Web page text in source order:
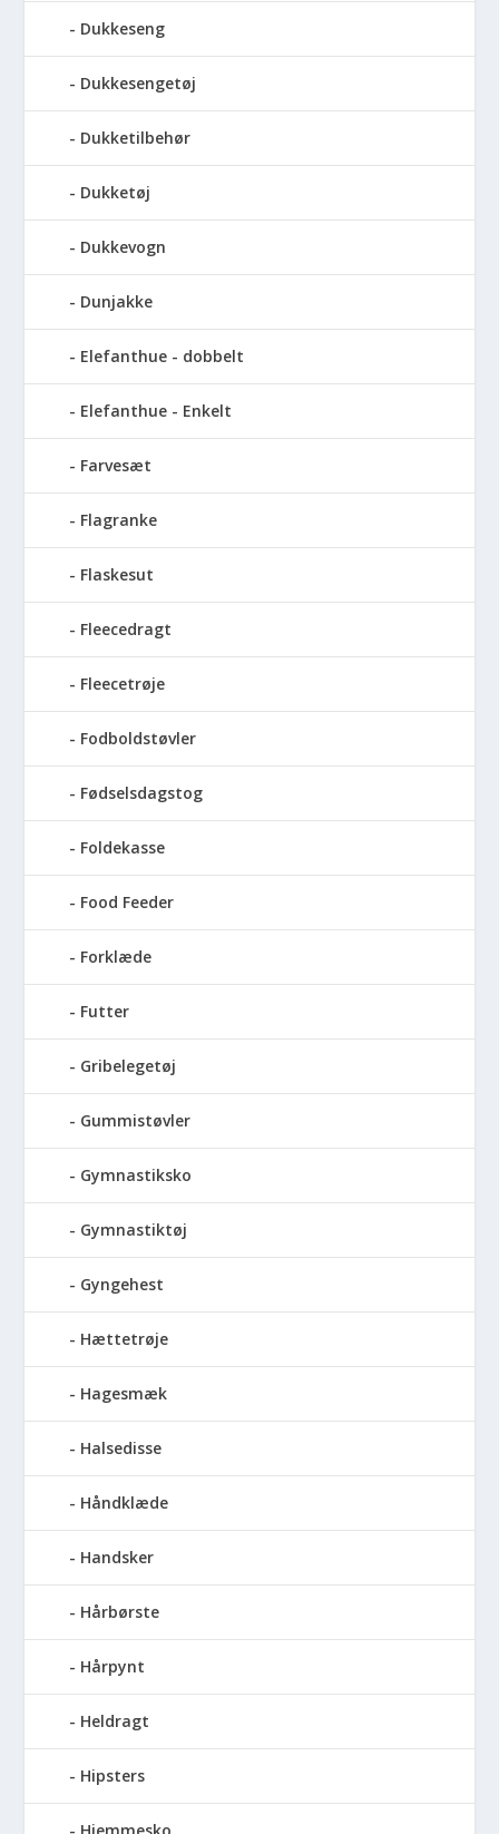
Dukkeseng
Dukkesengetøj
Dukketilbehør
Dukketøj
Dukkevogn
Dunjakke
Elefanthue - dobbelt
Elefanthue - Enkelt
Farvesæt
Flagranke
Flaskesut
Fleecedragt
Fleecetrøje
Fodboldstøvler
Fødselsdagstog
Foldekasse
Food Feeder
Forklæde
Futter
Gribelegetøj
Gummistøvler
Gymnastiksko
Gymnastiktøj
Gyngehest
Hættetrøje
Hagesmæk
Halsedisse
Håndklæde
Handsker
Hårbørste
Hårpynt
Heldragt
Hipsters
Hjemmesko